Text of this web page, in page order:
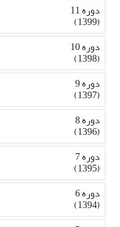
دوره 11
(1399)
دوره 10
(1398)
دوره 9
(1397)
دوره 8
(1396)
دوره 7
(1395)
دوره 6
(1394)